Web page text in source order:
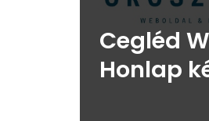
Cegléd
Honlap